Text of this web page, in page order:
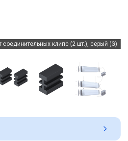
соединительных клипс (2 шт.), серый (G)